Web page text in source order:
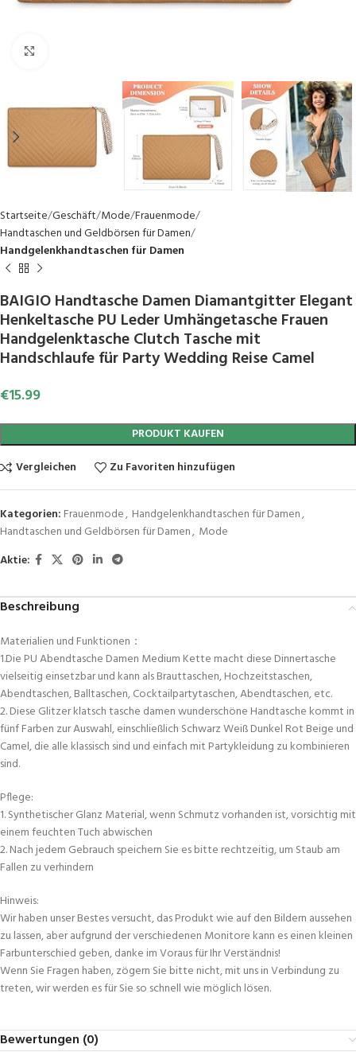
Startseite Geschäft Mode Frauenmode
Handtaschen und Geldbörsen für Damen
Handgelenkhandtaschen für Damen
BAIGIO Handtasche Damen Diamantgitter Elegant
Henkeltasche PU Leder Umhängetasche Frauen
Handgelenktasche Clutch Tasche mit
Handschlaufe für Party Wedding Reise Camel
€15.99
PRODUKT KAUFEN
Vergleichen
Zu Favoriten hinzufügen
Kategorien: Frauenmode, Handgelenkhandtaschen für Damen,
Handtaschen und Geldbörsen für Damen, Mode
Aktie:
Beschreibung
Materialien und Funktionen：
1.Die PU Abendtasche Damen Medium Kette macht diese Dinnertasche
vielseitig einsetzbar und kann als Brauttaschen, Hochzeitstaschen,
Abendtaschen, Balltaschen, Cocktailpartytaschen, Abendtaschen, etc.
2. Diese Glitzer klatsch tasche damen wunderschöne Handtasche kommt in
fünf Farben zur Auswahl, einschließlich Schwarz Weiß Dunkel Rot Beige und
Camel, die alle klassisch sind und einfach mit Partykleidung zu kombinieren
sind.
Pflege:
1. Synthetischer Glanz Material, wenn Schmutz vorhanden ist, vorsichtig mit
einem feuchten Tuch abwischen
2. Nach jedem Gebrauch speichern Sie es bitte rechtzeitig, um Staub am
Fallen zu verhindern
Hinweis:
Wir haben unser Bestes versucht, das Produkt wie auf den Bildern aussehen
zu lassen, aber aufgrund der verschiedenen Monitore kann es einen kleinen
Farbunterschied geben, danke im Voraus für Ihr Verständnis!
Wenn Sie Fragen haben, zögern Sie bitte nicht, mit uns in Verbindung zu
treten, wir werden es für Sie so schnell wie möglich lösen.
Bewertungen (0)